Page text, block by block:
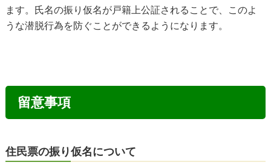
ます。氏名の振り仮名が戸籍上公証されることで、このよ
うな潜脱行為を防ぐことができるようになります。
留意事項
住民票の振り仮名について